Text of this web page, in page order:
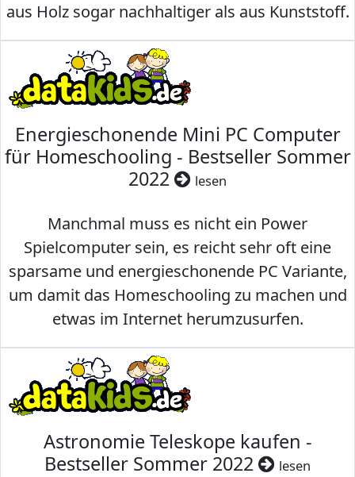
aus Holz sogar nachhaltiger als aus Kunststoff.
Energieschonende Mini PC Computer
für Homeschooling - Bestseller Sommer
2022
lesen
Manchmal muss es nicht ein Power
Spielcomputer sein, es reicht sehr oft eine
sparsame und energieschonende PC Variante,
um damit das Homeschooling zu machen und
etwas im Internet herumzusurfen.
Astronomie Teleskope kaufen -
Bestseller Sommer 2022
lesen